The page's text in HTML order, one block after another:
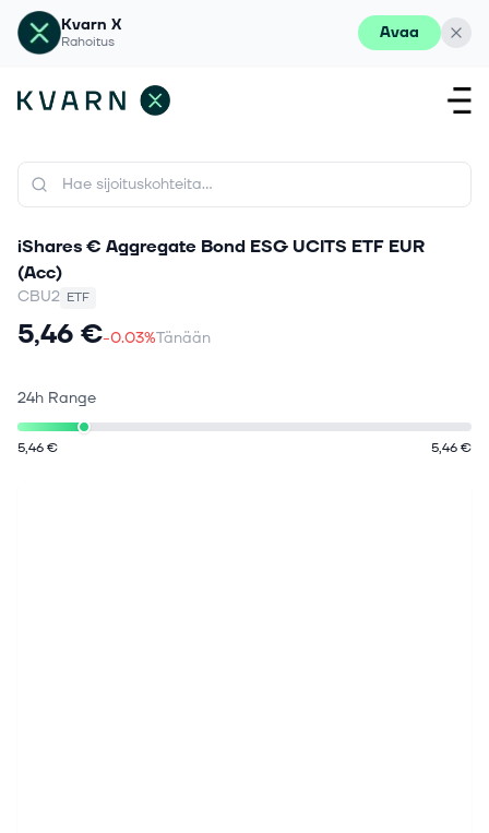
Kvarn X
Rahoitus Avaa
iShares € Aggregate Bond ESG UCITS ETF EUR
(Acc)
CBU2 ETF
5,46 €-0.03%Tänään
24h Range
5,46 € 5,46 €